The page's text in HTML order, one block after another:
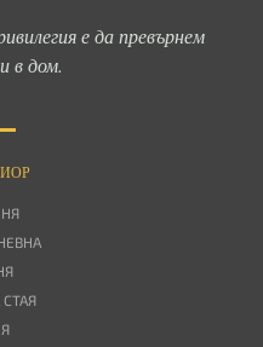
е да превърнем
в дом.